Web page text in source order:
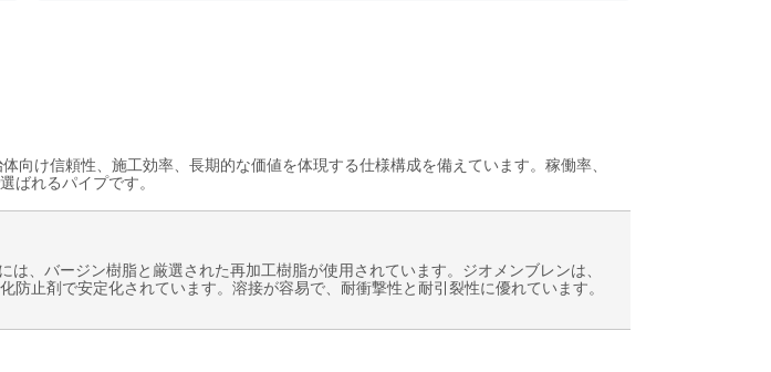
向け信頼性、施工効率、長期的な価値を体現する仕様構成を備えています。稼働率、
ばれるパイプです。
、バージン樹脂と厳選された再加工樹脂が使用されています。ジオメンブレンは、
止剤で安定化されています。溶接が容易で、耐衝撃性と耐引裂性に優れています。